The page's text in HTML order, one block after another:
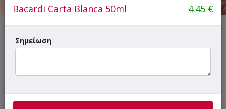
ΜΕΝΟΥ ΠΛΗΡΟΦΟΡΙΕΣ ΑΞΙΟΛΟΓΗΣΕΙΣ
Bacardi Carta Blanca 50ml 4.45 €
Σημείωση